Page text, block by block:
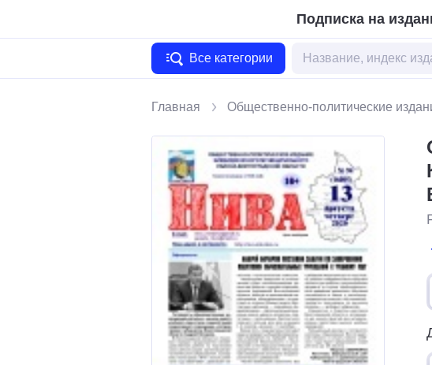
Подписка на
Все категории
Главная Общественно-политические